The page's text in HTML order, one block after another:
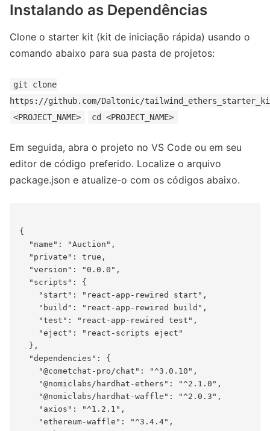
Instalando as Dependências
Clone o starter kit (kit de iniciação rápida) usando o
comando abaixo para sua pasta de projetos:
git clone
https://github.com/Daltonic/
<PROJECT_NAME>
cd <PROJECT_NAME>
Em seguida, abra o projeto no VS Code ou em seu
editor de código preferido. Localize o arquivo
package.json e atualize-o com os códigos abaixo.
{
  "name": "Auction",
  "private": true,
  "version": "0.0.0",
  "scripts": {
    "start": "react-app-rewired start",
    "build": "react-app-rewired build",
    "test": "react-app-rewired test",
    "eject": "react-scripts eject"
  },
  "dependencies": {
    "@cometchat-pro/chat": "^3.0.10",
    "@nomiclabs/hardhat-ethers": "^2.1.0",
    "@nomiclabs/hardhat-waffle": "^2.0.3",
    "axios": "^1.2.1",
    "ethereum-waffle": "^3.4.4",